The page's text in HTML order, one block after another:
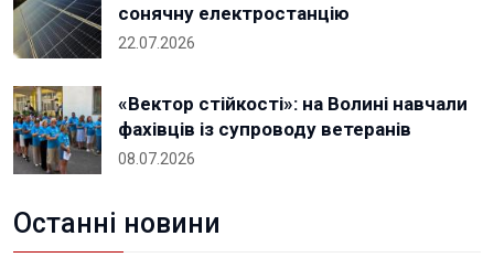
сонячну електростанцію
22.07.2026
«Вектор стійкості»: на Волині навчали
фахівців із супроводу ветеранів
08.07.2026
Останні новини